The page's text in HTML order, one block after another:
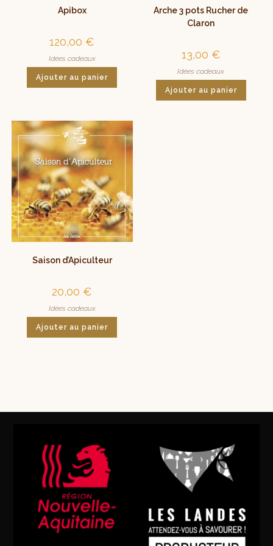
Apibox
120,00 €
Idées cadeaux
Ajouter au panier
Arche 3 pots Rucher de
Claron
13,00 €
Idées cadeaux
Ajouter au panier
Saison d’Apiculteur
20,00 €
Idées cadeaux
Ajouter au panier